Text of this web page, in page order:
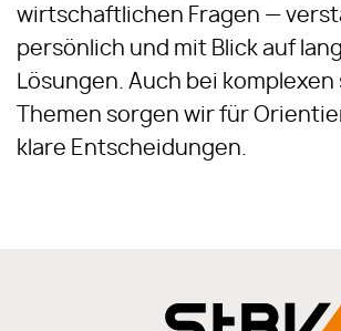
wirtschaftlichen Fragen —
persönlich und mit Blick auf
Lösungen. Auch bei
Themen sorgen wir für
klare Entscheidungen.